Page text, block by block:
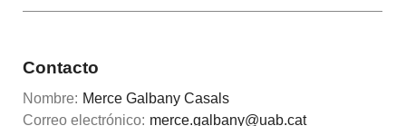
Contacto
Nombre: Merce Galbany Casals
Correo electrónico: merce.galbany@uab.cat